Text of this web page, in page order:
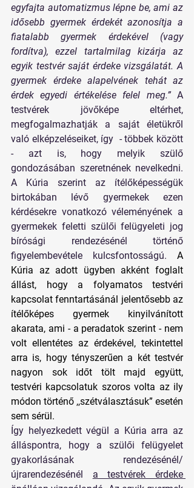
egyfajta automatizmus lépne be, ami az
idősebb gyermek érdekét azonosítja a
fiatalabb gyermek érdekével (vagy
fordítva), ezzel tartalmilag kizárja az
egyik testvér saját érdeke vizsgálatát. A
gyermek érdeke alapelvének tehát az
érdek egyedi értékelése felel meg.” A
testvérek jövőképe eltérhet,
megfogalmazhatják a saját életükről
való elképzeléseiket, így  - többek között
- azt is, hogy melyik szülő
gondozásában szeretnének nevelkedni.
A Kúria szerint az ítélőképességük
birtokában lévő gyermekek ezen
kérdésekre vonatkozó véleményének a
gyermekek feletti szülői felügyeleti jog
bírósági rendezésénél történő
figyelembevétele kulcsfontosságú. A
Kúria az adott ügyben akként foglalt
állást, hogy a folyamatos testvéri
kapcsolat fenntartásánál jelentősebb az
ítélőképes gyermek kinyilvánított
akarata, ami - a peradatok szerint - nem
volt ellentétes az érdekével, tekintettel
arra is, hogy tényszerűen a két testvér
nagyon sok időt tölt majd együtt,
testvéri kapcsolatuk szoros volta az ily
módon történő ,,szétválasztásuk” esetén
sem sérül.
Így helyezkedett végül a Kúria arra az
álláspontra, hogy a szülői felügyelet
gyakorlásának rendezésénél/
újrarendezésénél a testvérek érdeke